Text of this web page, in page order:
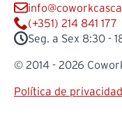
(+351) 214 841 177
Seg. a Sex 8:30 -
© 2014 - 2026
Política de